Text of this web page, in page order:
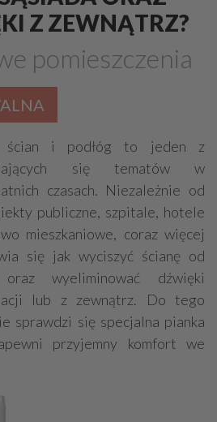
drewniane
Beton
Szalunki, szalunki kartonowe
Kostka brukowa, granitowa
Kruszywa
Składy budowlane
Sklejki Blachy
Szkło
Z ZEWNĄTRZ?
pomieszczenia
ścian i podłóg to jeden z
się tematów w
czasach. Niezależnie od
publiczne, szpitale, hotele
mieszkaniowe, coraz więcej
się jak wyciszyć ścianę od
wyeliminować dźwięki
lub z zewnątrz. Do tego
sprawdzi się specjalna pianka
przyjemny komfort we